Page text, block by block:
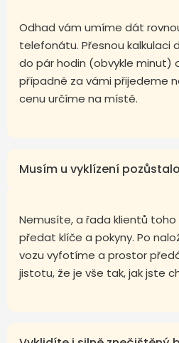
Odhad vám umíme dát
telefonátu. Přesnou kalkulaci
do pár hodin (obvykle minut)
případně za vámi přijedeme
cenu určíme na místě.
Musím u vyklízení
Nemusíte, a řada klientů
předat klíče a pokyny. Po
vozu vyfotíme a prostor
jistotu, že je vše tak, jak jste